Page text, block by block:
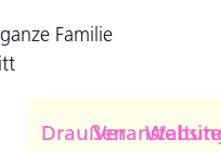
Familie
Draußen Website